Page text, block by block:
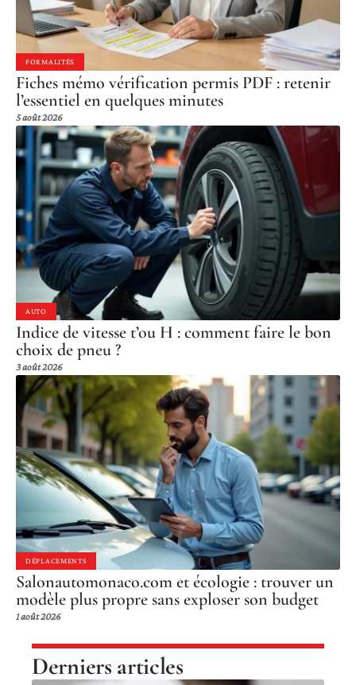
FORMALITÉS
Fiches mémo vérification permis PDF : retenir
l’essentiel en quelques minutes
5 août 2026
AUTO
Indice de vitesse t’ou H : comment faire le bon
choix de pneu ?
3 août 2026
DÉPLACEMENTS
Salonautomonaco.com et écologie : trouver un
modèle plus propre sans exploser son budget
1 août 2026
Derniers articles